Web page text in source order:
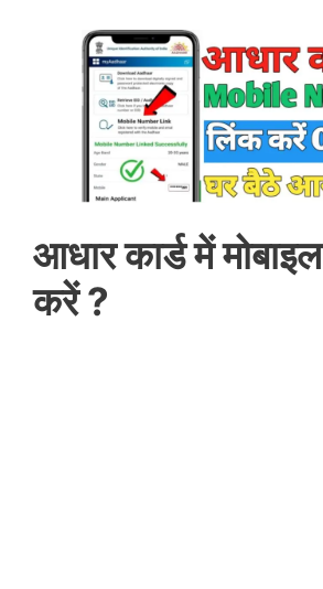
आधार कार्ड में
करें ?